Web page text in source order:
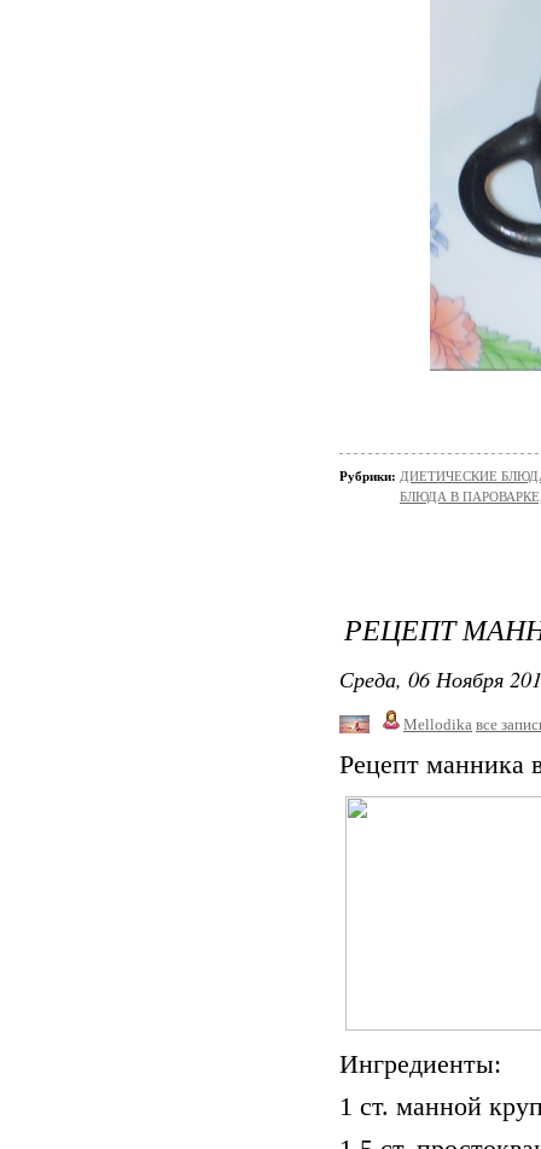
Рубрики: ДИЕТИЧЕСКИЕ
БЛЮДА В
РЕЦЕПТ
Среда, 06 Ноября
Mellodika все
Рецепт манника
Ингредиенты:
1 ст. манной